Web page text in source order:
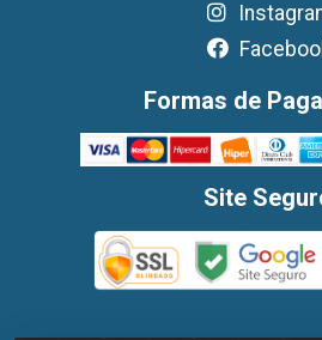
Formas de
Site